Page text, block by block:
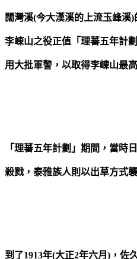
闊灣溪(今大漢溪的上流玉峰溪
李崠山之役正值「理蕃五年計
用大批軍警，以取得李崠山最
「理蕃五年計劃」期間，當時
殺戮，泰雅族人則以出草方式
到了1913年(大正2年六月)，佐